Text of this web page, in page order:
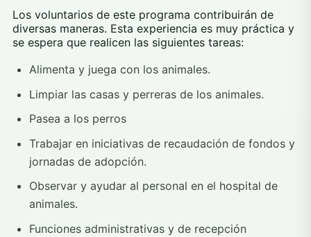
Los voluntarios de este programa contribuirán de
diversas maneras. Esta experiencia es muy práctica y
se espera que realicen las siguientes tareas:
Alimenta y juega con los animales.
Limpiar las casas y perreras de los animales.
Pasea a los perros
Trabajar en iniciativas de recaudación de fondos y
jornadas de adopción.
Observar y ayudar al personal en el hospital de
animales.
Funciones administrativas y de recepción